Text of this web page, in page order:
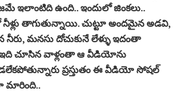
ఇలాంటిది ఉంది.. ఇందులో జింకలు..
తాగుతున్నాయి. చుట్టూ అందమైన అడవి,
నీరు, మనసు దోచుకునే లేళ్ళు ఇదంతా
ఇది చూసిన వాళ్లంతా ఆ వీడియోను
ప్రస్తుతం ఈ వీడియో సోషల్